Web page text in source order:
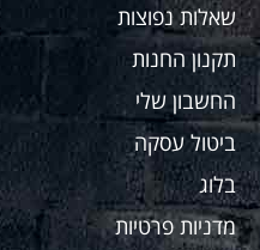
שאלות נפוצות
תקנון החנות
החשבון שלי
ביטול עסקה
בלוג
מדניות פרטיות